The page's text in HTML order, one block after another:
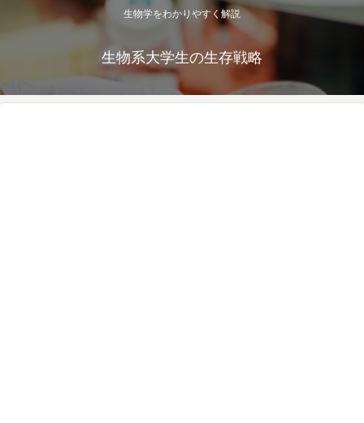
生物学をわかりやすく解説
生物系大学生の生存戦略